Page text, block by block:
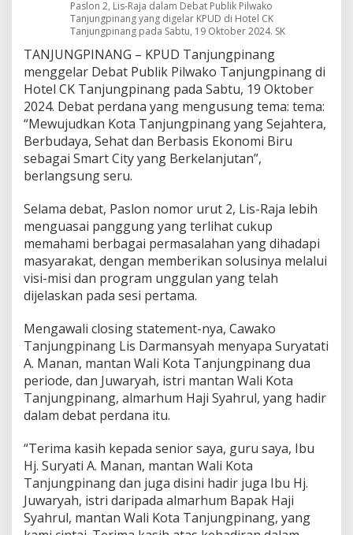
k
o
T
a
n
u
n
g
p
i
n
g
Paslon 2, Lis-Raja dalam Debat Publik Pilwako
Tanjungpinang yang digelar KPUD di Hotel CK
Tanjungpinang pada Sabtu, 19 Oktober 2024. SK
TANJUNGPINANG – KPUD Tanjungpinang
menggelar Debat Publik Pilwako Tanjungpinang di
Hotel CK Tanjungpinang pada Sabtu, 19 Oktober
2024. Debat perdana yang mengusung tema: tema:
“Mewujudkan Kota Tanjungpinang yang Sejahtera,
Berbudaya, Sehat dan Berbasis Ekonomi Biru
sebagai Smart City yang Berkelanjutan”,
berlangsung seru.
Selama debat, Paslon nomor urut 2, Lis-Raja lebih
menguasai panggung yang terlihat cukup
memahami berbagai permasalahan yang dihadapi
masyarakat, dengan memberikan solusinya melalui
visi-misi dan program unggulan yang telah
dijelaskan pada sesi pertama.
Mengawali closing statement-nya, Cawako
Tanjungpinang Lis Darmansyah menyapa Suryatati
A. Manan, mantan Wali Kota Tanjungpinang dua
periode, dan Juwaryah, istri mantan Wali Kota
Tanjungpinang, almarhum Haji Syahrul, yang hadir
dalam debat perdana itu.
“Terima kasih kepada senior saya, guru saya, Ibu
Hj. Suryati A. Manan, mantan Wali Kota
Tanjungpinang dan juga disini hadir juga Ibu Hj.
Juwaryah, istri daripada almarhum Bapak Haji
Syahrul, mantan Wali Kota Tanjungpinang, yang